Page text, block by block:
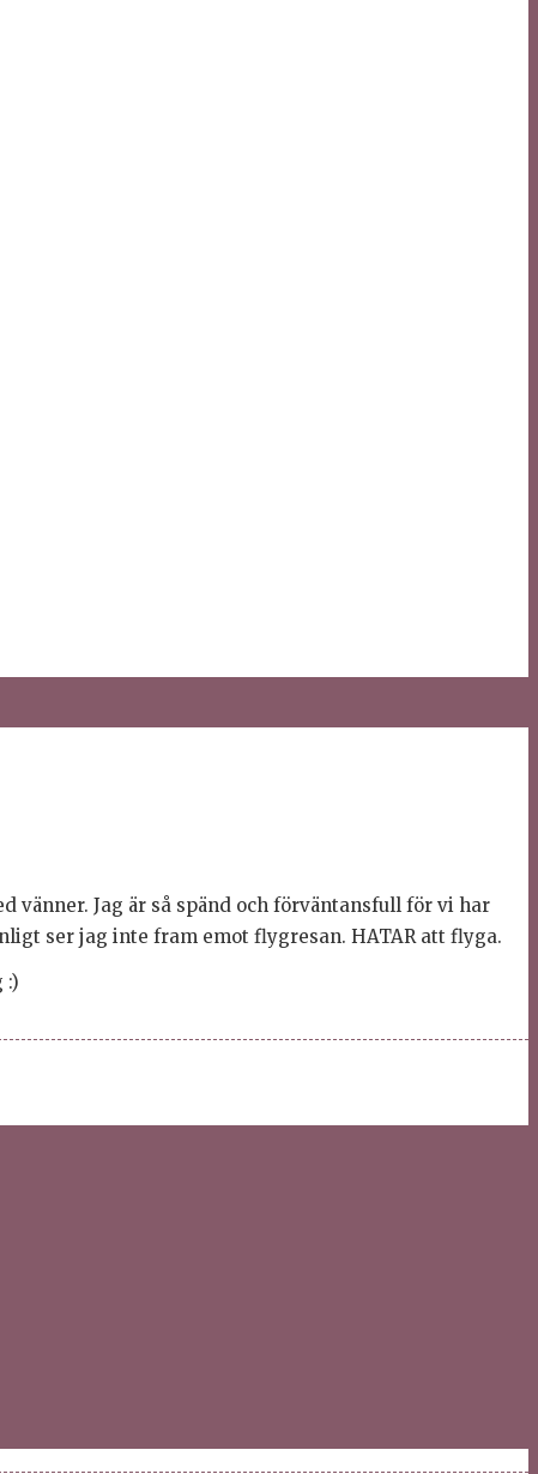
vänner. Jag är så spänd och förväntansfull för vi har
ser jag inte fram emot flygresan. HATAR att flyga.
:)